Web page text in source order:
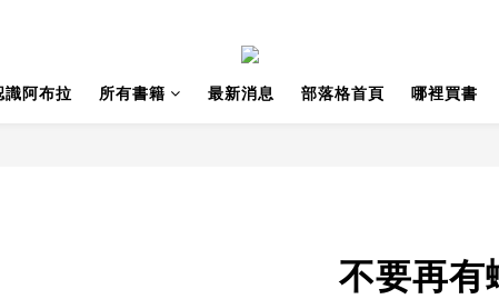
識阿布拉 所有書籍 最新消息 部落格首頁 哪裡買書
不要再有